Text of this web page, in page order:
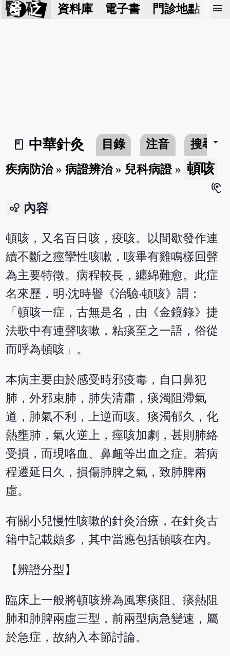
醫 砭 資料庫 電子書 門診地點 預
menu
book_2
中華針灸 目錄 注音 搜尋arrow_drop_down
疾病防治»病證辨治» 兒科病證» 頓咳
hearing
bubble_chart 內容
頓咳，又名百日咳，疫咳。以間歇發作連
續不斷之痙攣性咳嗽，咳畢有雞鳴樣回聲
為主要特徵。病程較長，纏綿難愈。此症
名來歷，明‧沈時譽《治驗‧頓咳》謂：
「頓咳一症，古無是名，由《金鏡錄》捷
法歌中有連聲咳嗽，粘痰至之一語，俗從
而呼為頓咳」。
本病主要由於感受時邪疫毒，自口鼻犯
肺，外邪束肺，肺失清肅，痰濁阻滯氣
道，肺氣不利，上逆而咳。痰濁郁久，化
熱壅肺，氣火逆上，痙咳加劇，甚則肺絡
受損，而現咯血、鼻衄等出血之症。若病
程遷延日久，損傷肺脾之氣，致肺脾兩
虛。
有關小兒慢性咳嗽的針灸治療，在針灸古
籍中記載頗多，其中當應包括頓咳在內。
【辨證分型】
臨床上一般將頓咳辨為風寒痰阻、痰熱阻
肺和肺脾兩虛三型，前兩型病急變速，屬
於急症，故納入本節討論。